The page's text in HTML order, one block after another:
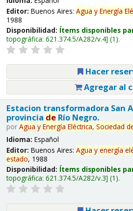
Editor: Buenos Aires: Agua y Energía
1988
Disponibilidad: Ítems disponibles
topográfica: 621.374.5/A282/v.4 (1).
Hacer
Agregar al
Estacion transformadora San
provincia deRío Negro.
por Agua y Energía Eléctrica, Sociedad
Idioma: Español
Editor: Buenos Aires: Agua y energía
estado, 1988
Disponibilidad: Ítems disponibles
topográfica: 621.374.5/A282/v.3 (1).